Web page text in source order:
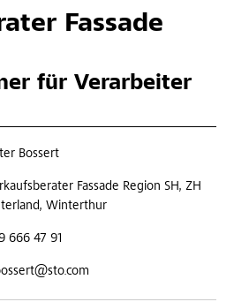
Fassade
für Verarbeiter
Bossert
Fassade Region SH, ZH
Winterthur
666 47 91